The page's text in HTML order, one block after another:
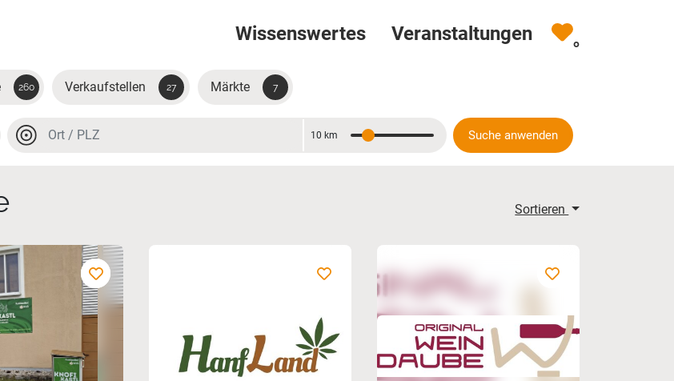
Wissenswertes Veranstaltungen 0
260 Verkaufstellen 27 Märkte 7
Ort oder PLZ
Entfernung
10 km Suche anwenden
Sortieren